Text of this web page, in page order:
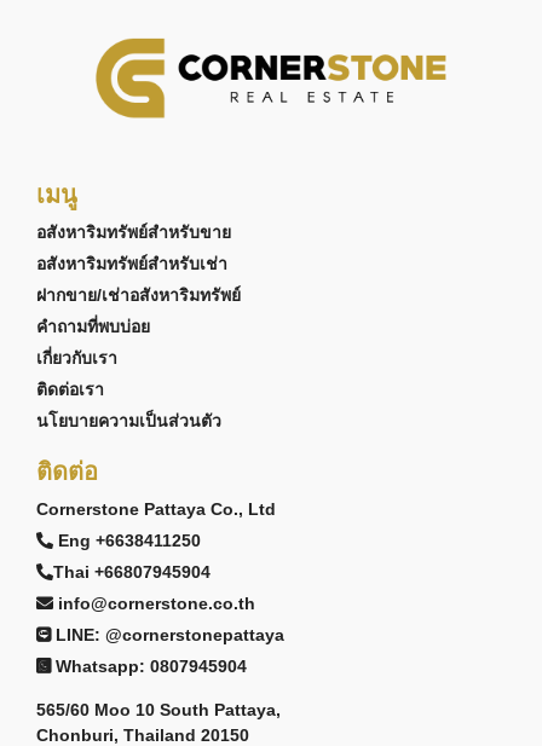
เมนู
อสังหาริมทรัพย์สำหรับขาย
อสังหาริมทรัพย์สำหรับเช่า
ฝากขาย/เช่าอสังหาริมทรัพย์
คำถามที่พบบ่อย
เกี่ยวกับเรา
ติดต่อเรา
นโยบายความเป็นส่วนตัว
ติดต่อ
Cornerstone Pattaya Co., Ltd
Eng +6638411250
Thai +66807945904
info@cornerstone.co.th
LINE: @cornerstonepattaya
Whatsapp: 0807945904
565/60 Moo 10 South Pattaya,
Chonburi, Thailand 20150